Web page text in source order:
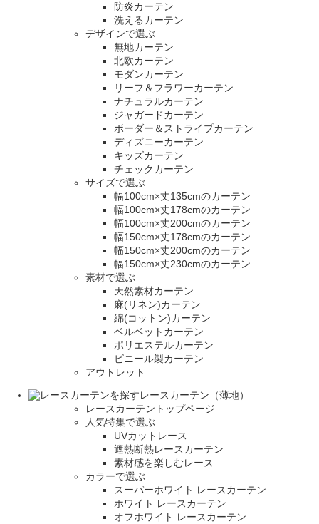
防炎カーテン
洗えるカーテン
デザインで選ぶ
無地カーテン
北欧カーテン
モダンカーテン
リーフ＆フラワーカーテン
ナチュラルカーテン
ジャガードカーテン
ボーダー＆ストライプカーテン
ディズニーカーテン
キッズカーテン
チェックカーテン
サイズで選ぶ
幅100cm×丈135cmのカーテン
幅100cm×丈178cmのカーテン
幅100cm×丈200cmのカーテン
幅150cm×丈178cmのカーテン
幅150cm×丈200cmのカーテン
幅150cm×丈230cmのカーテン
素材で選ぶ
天然素材カーテン
麻(リネン)カーテン
綿(コットン)カーテン
ベルベットカーテン
ポリエステルカーテン
ビニール製カーテン
アウトレット
レースカーテン（薄地）
レースカーテントップページ
人気特集で選ぶ
UVカットレース
遮熱断熱レースカーテン
素材感を楽しむレース
カラーで選ぶ
スーパーホワイト レースカーテン
ホワイト レースカーテン
オフホワイト レースカーテン